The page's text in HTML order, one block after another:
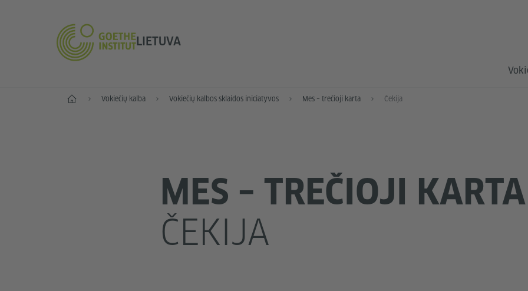
LIETUVA
Pradžia Vokiečių kalba Vokiečių kalbos sklaidos iniciatyvos Mes – trečioji karta Čekija
MES – TREČIOJI KARTA
ČEKIJA